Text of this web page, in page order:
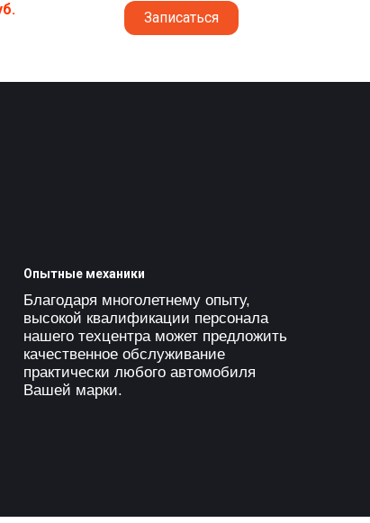
Записаться
Опытные механики
Благодаря многолетнему опыту,
высокой квалификации персонала
нашего техцентра может предложить
качественное обслуживание
практически любого автомобиля
Вашей марки.